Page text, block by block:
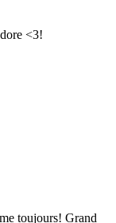
<3!
toujours! Grand